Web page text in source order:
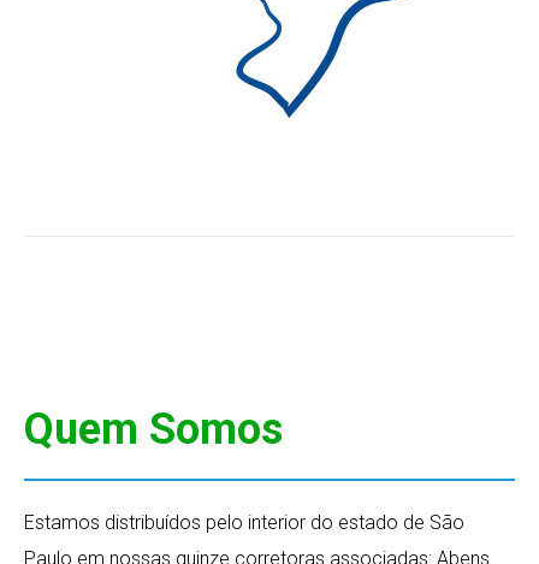
Quem Somos
Estamos distribuídos pelo interior do estado de São
Paulo em nossas quinze corretoras associadas: Abens